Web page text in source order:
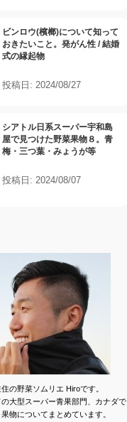
ビンロウ(檳榔)について知って
おきたいこと。発がん性 / 結婚
式の縁起物
投稿日: 2024/08/27
シアトル日系スーパー宇和島
屋で見つけた野菜果物８。青
梅・三つ葉・みょうが等
投稿日: 2024/08/07
の野菜ソムリエ Hiroです。
大型スーパー青果部門、カナダで
物についてまとめています。